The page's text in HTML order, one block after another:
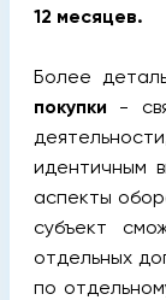
12 месяцев.
Более
покупки -
идентичным
аспекты
субъект
отдельных
по